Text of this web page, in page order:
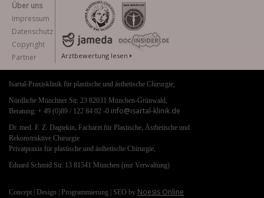
Über uns
Impressum
Datenschutz
Copyright
Partner
Arztbewertung lesen
Isartal-Praxisklinik für plastische und ästhetische Chirurgie,
Nördliche Münchner Str. 23 82031 München-Grünwald,
Beratung: + 49 (0)89 / 122 84 02 -0 info@isartal-klinik.de
Dr. med. F. Z. Dagtekin, Facharzt für Plastische, Ästhetische und
Rekonstruktive Chirurgie
Privatpraxis für plastische und ästhetische Chirurgie,
Eduard Schmid Str. 13 81541 München (nur Verwaltung)
Concept | Design | Programmierung | SEO by Noesis Online